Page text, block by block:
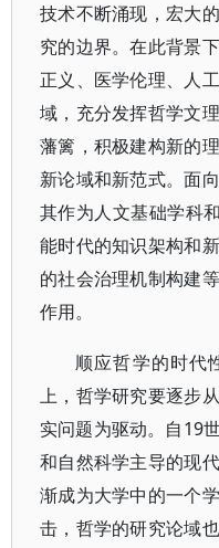
技术不断涌现，宏大
究的边界。在此背景
正义、医学伦理、人
域，充分发挥哲学文
藩篱，积极建构新的
新论域和新范式。面
其作为人文基础学科
能时代的知识架构和
的社会治理机制构建
作用。
顺应哲学的时代
上，哲学研究要逐步
实问题为驱动。自19
和自然科学主导的现
渐成为大学中的一个
击，哲学的研究论域